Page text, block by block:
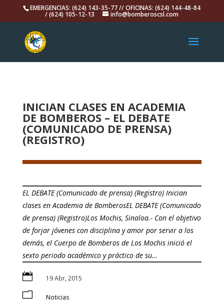
EMERGENCIAS: (624) 143-35-77 // OFICINAS: (624) 144-48-84
/ (624) 105-12-13 info@bomberoscsl.com
INICIAN CLASES EN ACADEMIA
DE BOMBEROS – EL DEBATE
(COMUNICADO DE PRENSA)
(REGISTRO)
EL DEBATE (Comunicado de prensa) (Registro) Inician
clases en Academia de BomberosEL DEBATE (Comunicado
de prensa) (Registro)Los Mochis, Sinaloa.- Con el objetivo
de forjar jóvenes con disciplina y amor por servir a los
demás, el Cuerpo de Bomberos de Los Mochis inició el
sexto periodo académico y práctico de su…
 19 Abr, 2015
m Noticias